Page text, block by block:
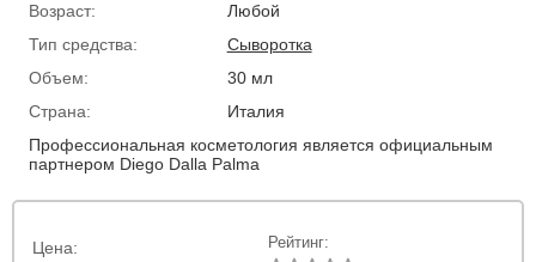
Возраст:
Любой
Тип средства:
Сыворотка
Объем:
30 мл
Страна:
Италия
Профессиональная косметология является официальным
партнером Diego Dalla Palma
Цена: Рейтинг: